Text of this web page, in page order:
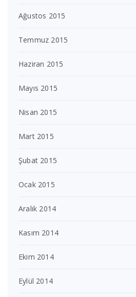
Ağustos 2015
Temmuz 2015
Haziran 2015
Mayıs 2015
Nisan 2015
Mart 2015
Şubat 2015
Ocak 2015
Aralık 2014
Kasım 2014
Ekim 2014
Eylül 2014